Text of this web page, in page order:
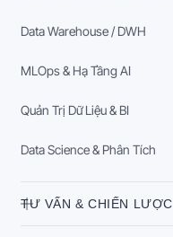
Data Warehouse / DWH
MLOps & Hạ Tầng AI
Quản Trị Dữ Liệu & BI
Data Science & Phân Tích
TƯ VẤN & CHIẾN LƯỢC